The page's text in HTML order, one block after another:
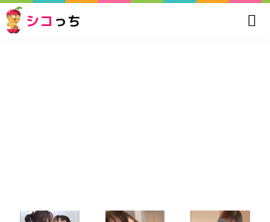
シコ っち